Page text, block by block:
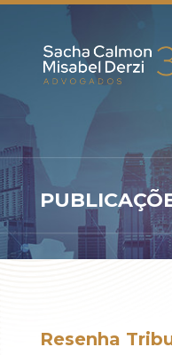
Resenha